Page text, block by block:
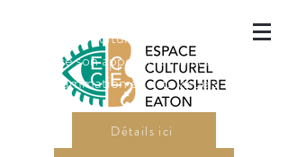
L'Espace culturel Cookshire-Eaton
a lancé son appel de dossiers pour sa
programmation en arts visuels 2027.
Détails ici